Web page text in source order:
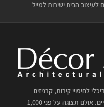
לעיצוב הבית ישירות למייל
לחיפויי קירות, קרניזים
ופרופילים דקורטיביים. אולם תצוגה על פני 1,000